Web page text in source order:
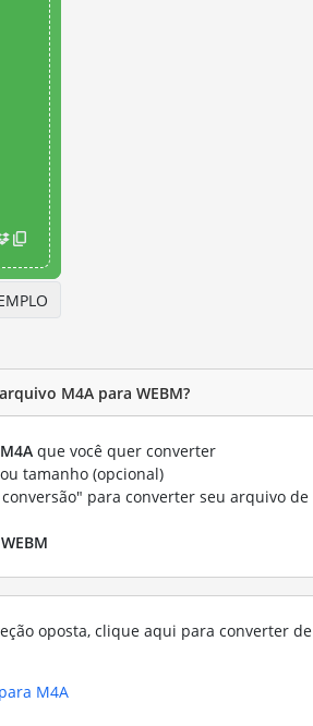
M4A para WEBM?
M4A que você quer converter
tamanho (opcional)
para converter seu arquivo de
WEBM
oposta, clique aqui para converter de
M4A